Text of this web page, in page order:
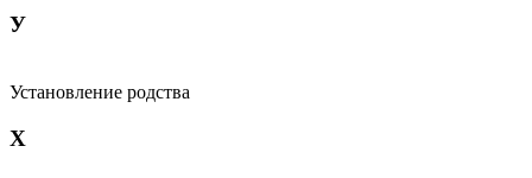
У
Установление родства
Х